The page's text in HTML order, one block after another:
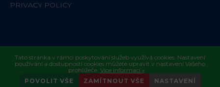
PRIVACY POLICY
Copyright© EDUKAFARM 2023. Vytvořilo studioFlexisoftware
PRIVACY POLICY
Tato stránka v rámci poskytování služeb využívá cookies. Nastavení
používání a dostupnosti cookies můžete upravit v nastavení Vašeho
prohlížeče. Více informací »
POVOLIT VŠE
ZAMÍTNOUT VŠE NASTAVENÍ